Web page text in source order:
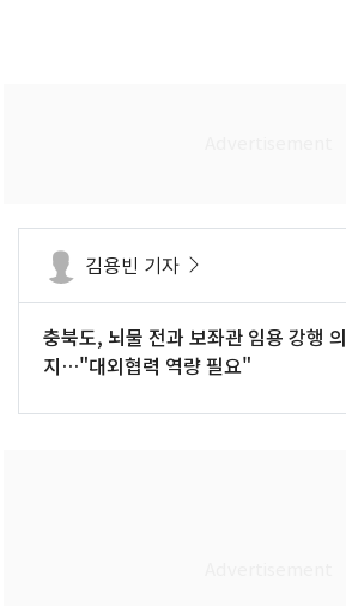
김용빈 기자
충북도, 뇌물 전과 보좌관 임용 강행 의
지…"대외협력 역량 필요"